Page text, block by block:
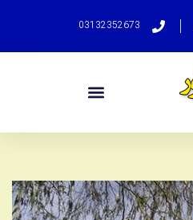
03132352673